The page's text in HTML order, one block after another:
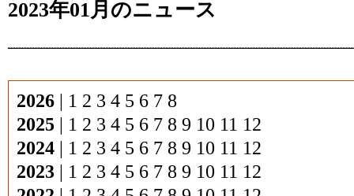
2023年01月のニュース
2026 | 1 2 3 4 5 6 7 8
2025 | 1 2 3 4 5 6 7 8 9 10 11 12
2024 | 1 2 3 4 5 6 7 8 9 10 11 12
2023 | 1 2 3 4 5 6 7 8 9 10 11 12